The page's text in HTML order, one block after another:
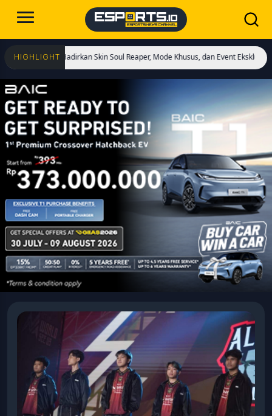
HIGHLIGHT
Hadirkan Skin Soul Reaper, Mode Khusus, dan Event Eksklusif!